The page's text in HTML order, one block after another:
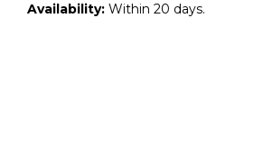
Availability: Within 20 days.